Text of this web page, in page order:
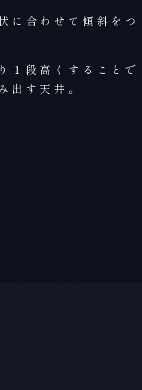
合わせて傾斜をつ
段高くすることで
出す天井。